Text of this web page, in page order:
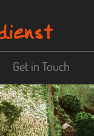
Get in Touch